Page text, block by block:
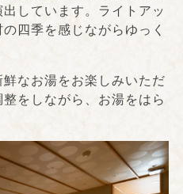
しています。ライトアッ
四季を感じながらゆっく
なお湯をお楽しみいただ
をしながら、お湯をはら